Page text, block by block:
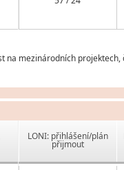
na mezinárodních
LONI: přihlášení/plán
přijmout